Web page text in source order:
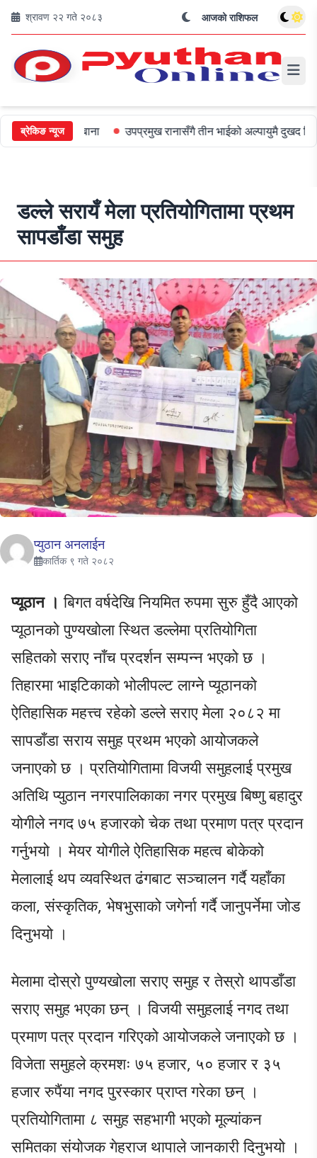
श्रावण २२ गते २०८३ आजको राशिफल
ब्रेकिङ न्यूज
जरिबाना उपप्रमुख रानासँगै तीन भाईको अल्पायुमै दुखद निधन ओली
डल्ले सरायँ मेला प्रतियोगितामा प्रथम
सापडाँडा समुह
प्युठान अनलाईन
कार्तिक ९ गते २०८२
प्यूठान ।बिगत वर्षदेखि नियमित रुपमा सुरु हुँदै आएको
प्यूठानको पुण्यखोला स्थित डल्लेमा प्रतियोगिता
सहितको सराए नाँच प्रदर्शन सम्पन्न भएको छ ।
तिहारमा भाइटिकाको भोलीपल्ट लाग्ने प्यूठानको
ऐतिहासिक महत्त्व रहेको डल्ले सराए मेला २०८२ मा
सापडाँडा सराय समुह प्रथम भएको आयोजकले
जनाएको छ । प्रतियोगितामा विजयी समुहलाई प्रमुख
अतिथि प्युठान नगरपालिकाका नगर प्रमुख बिष्णु बहादुर
योगीले नगद ७५ हजारको चेक तथा प्रमाण पत्र प्रदान
गर्नुभयो । मेयर योगीले ऐतिहासिक महत्व बोकेको
मेलालाई थप व्यवस्थित ढंगबाट सञ्चालन गर्दै यहाँका
कला, संस्कृतिक, भेषभुसाको जगेर्ना गर्दै जानुपर्नेमा जोड
दिनुभयो ।
मेलामा दोस्रो पुण्यखोला सराए समुह र तेस्रो थापडाँडा
सराए समुह भएका छन् । विजयी समुहलाई नगद तथा
प्रमाण पत्र प्रदान गरिएको आयोजकले जनाएको छ ।
विजेता समुहले क्रमशः ७५ हजार, ५० हजार र ३५
हजार रुपैंया नगद पुरस्कार प्राप्त गरेका छन् ।
प्रतियोगितामा ८ समुह सहभागी भएको मूल्यांकन
समितका संयोजक गेहराज थापाले जानकारी दिनुभयो ।